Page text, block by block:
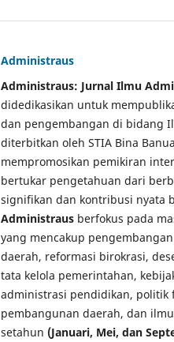
Administraus
Administraus: Jurnal Ilmu
didedikasikan untuk
dan pengembangan di bidang
diterbitkan oleh STIA Bina
mempromosikan pemikiran
bertukar pengetahuan dari
signifikan dan kontribusi nyata
Administraus berfokus pada
yang mencakup
daerah, reformasi birokrasi,
tata kelola pemerintahan,
administrasi pendidikan, politik
pembangunan daerah, dan
setahun (Januari, Mei, dan